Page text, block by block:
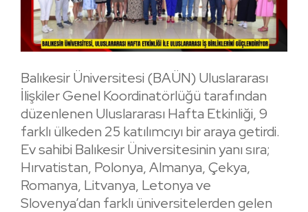
Balıkesir Üniversitesi (BAÜN) Uluslararası
İlişkiler Genel Koordinatörlüğü tarafından
düzenlenen Uluslararası Hafta Etkinliği, 9
farklı ülkeden 25 katılımcıyı bir araya getirdi.
Ev sahibi Balıkesir Üniversitesinin yanı sıra;
Hırvatistan, Polonya, Almanya, Çekya,
Romanya, Litvanya, Letonya ve
Slovenya’dan farklı üniversitelerden gelen